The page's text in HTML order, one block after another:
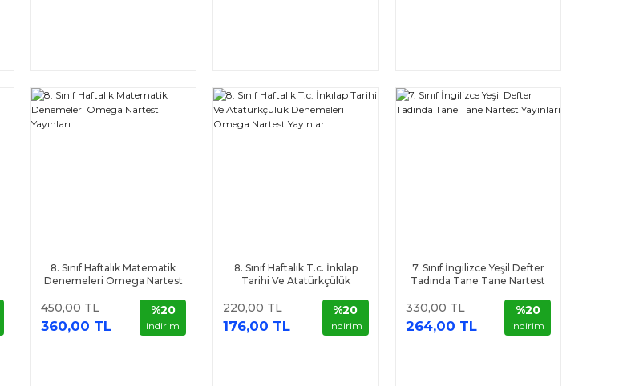
8. Sınıf Haftalık Matematik
Denemeleri Omega Nartest
450,00 TL
360,00 TL
%20
indirim
8. Sınıf Haftalık T.c. İnkılap
Tarihi Ve Atatürkçülük
Yayınları
220,00 TL
176,00 TL
%20
indirim
7. Sınıf İngilizce Yeşil Defter
Tadında Tane Tane Nartest
330,00 TL
264,00 TL
%20
indirim